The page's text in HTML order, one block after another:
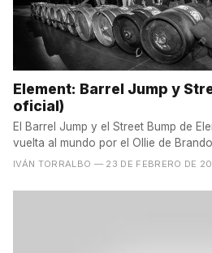
Element: Barrel Jump y
oficial)
El Barrel Jump y el Street Bump de
vuelta al mundo por el Ollie de
IVÁN TORRALBO — 23 DE FEBRERO DE